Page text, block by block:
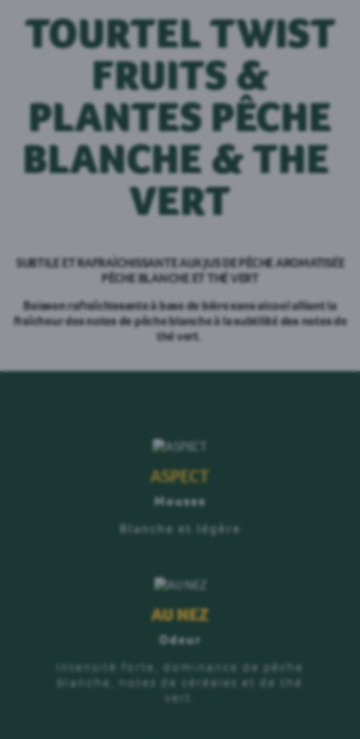
TOURTEL TWIST
FRUITS &
PLANTES PÊCHE
BLANCHE & THE
VERT
SUBTILE ET RAFRAÎCHISSANTE AUX JUS DE PÊCHE AROMATISÉE
PÊCHE BLANCHE ET THÉ VERT
Boisson rafraîchissante à base de bière sans alcool alliant la
fraîcheur des notes de pêche blanche à la subtilité des notes de
thé vert.
ASPECT
Mousse
Blanche et légère
AU NEZ
Odeur
Intensité forte, dominance de pêche
blanche, notes de céréales et de thé
vert.